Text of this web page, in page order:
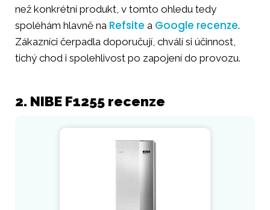
než konkrétní produkt, v tomto ohledu tedy
spoléhám hlavně na Refsite a Google recenze.
Zákazníci čerpadla doporučují, chválí si účinnost,
tichý chod i spolehlivost po zapojení do provozu.
2. NIBE F1255 recenze